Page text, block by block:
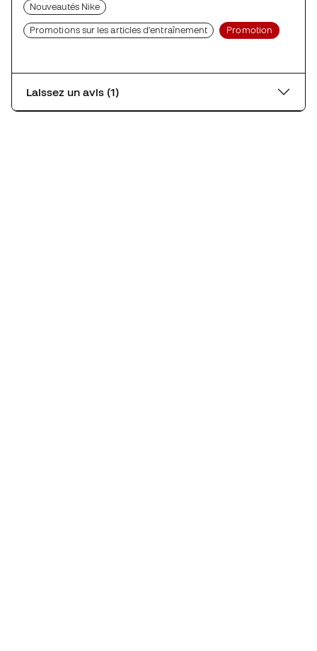
Nouveautés Nike
Promotions sur les articles d'entraînement Promotion
Laissez un avis (1)